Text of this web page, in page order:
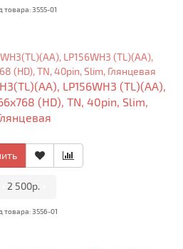
товара: 3555-01
LP156WH3 (TL)(AA),
(HD), TN, 40pin, Slim,
2 500р.
товара: 3556-01